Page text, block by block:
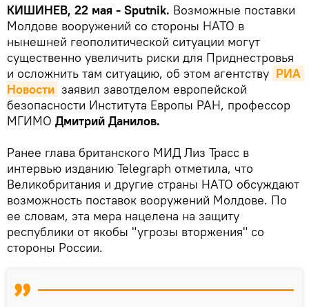
КИШИНЕВ, 22 мая - Sputnik. Возможные поставки
Молдове вооружений со стороны НАТО в
нынешней геополитической ситуации могут
существенно увеличить риски для Приднестровья
и осложнить там ситуацию, об этом агентству РИА
Новости заявил завотделом европейской
безопасности Института Европы РАН, профессор
МГИМО Дмитрий Данилов.
Ранее глава британского МИД Лиз Трасс в
интервью изданию Telegraph отметила, что
Великобритания и другие страны НАТО обсуждают
возможность поставок вооружений Молдове. По
ее словам, эта мера нацелена на защиту
республики от якобы "угрозы вторжения" со
стороны России.